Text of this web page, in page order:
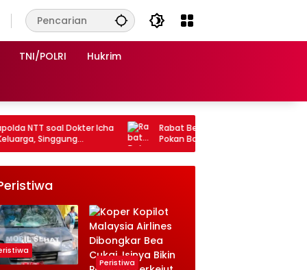
TNI/POLRI Hukrim
Rabat Beton Dipertanyakan, Dana Desa
Pokan Baru Simalungun Jadi Sorotan
Peristiwa